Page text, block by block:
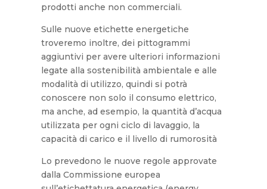
prodotti anche non commerciali.
Sulle nuove etichette energetiche
troveremo inoltre, dei pittogrammi
aggiuntivi per avere ulteriori informazioni
legate alla sostenibilità ambientale e alle
modalità di utilizzo, quindi si potrà
conoscere non solo il consumo elettrico,
ma anche, ad esempio, la quantità d’acqua
utilizzata per ogni ciclo di lavaggio, la
capacità di carico e il livello di rumorosità
Lo prevedono le nuove regole approvate
dalla Commissione europea